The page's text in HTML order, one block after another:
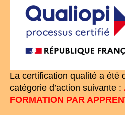
La certification qualité a été
catégorie d’action suivante :
FORMATION PAR